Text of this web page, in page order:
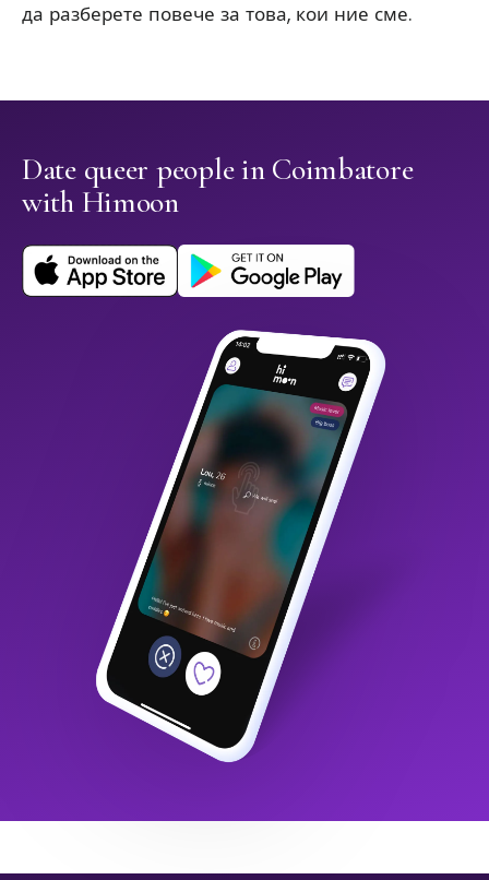
да разберете повече за това, кои ние сме.
Date queer people in Coimbatore
with Himoon